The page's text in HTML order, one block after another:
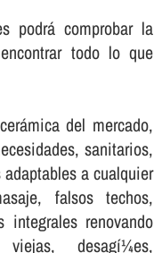
podrá comprobar la
todo lo que
del mercado,
sanitarios,
a cualquier
falsos techos,
renovando
desagí¼es,